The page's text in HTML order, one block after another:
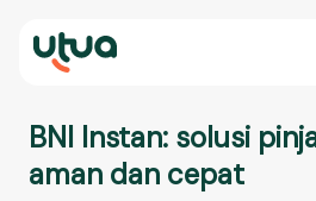
BNI Instan: solusi
aman dan cepat